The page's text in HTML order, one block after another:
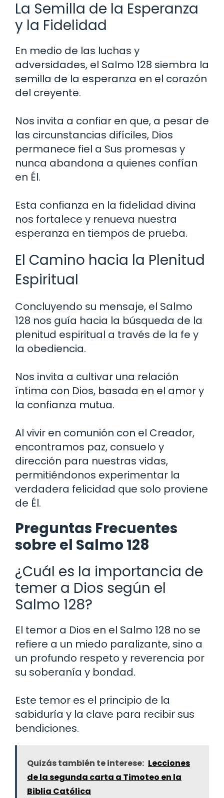
La Semilla de la Esperanza
y la Fidelidad
En medio de las luchas y
adversidades, el Salmo 128 siembra la
semilla de la esperanza en el corazón
del creyente.
Nos invita a confiar en que, a pesar de
las circunstancias difíciles, Dios
permanece fiel a Sus promesas y
nunca abandona a quienes confían
en Él.
Esta confianza en la fidelidad divina
nos fortalece y renueva nuestra
esperanza en tiempos de prueba.
El Camino hacia la Plenitud
Espiritual
Concluyendo su mensaje, el Salmo
128 nos guía hacia la búsqueda de la
plenitud espiritual a través de la fe y
la obediencia.
Nos invita a cultivar una relación
íntima con Dios, basada en el amor y
la confianza mutua.
Al vivir en comunión con el Creador,
encontramos paz, consuelo y
dirección para nuestras vidas,
permitiéndonos experimentar la
verdadera felicidad que solo proviene
de Él.
Preguntas Frecuentes
sobre el Salmo 128
¿Cuál es la importancia de
temer a Dios según el
Salmo 128?
El temor a Dios en el Salmo 128 no se
refiere a un miedo paralizante, sino a
un profundo respeto y reverencia por
su soberanía y bondad.
Este temor es el principio de la
sabiduría y la clave para recibir sus
bendiciones.
Quizás también te interese: Lecciones
de la segunda carta a Timoteo en la
Biblia Católica